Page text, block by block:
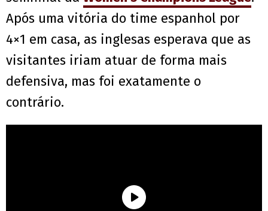
Após uma vitória do time espanhol por
4×1 em casa, as inglesas esperava que as
visitantes iriam atuar de forma mais
defensiva, mas foi exatamente o
contrário.